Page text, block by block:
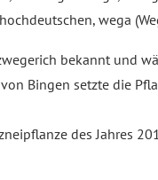
wega
bekannt und
Bingen setzte die
des Jahres